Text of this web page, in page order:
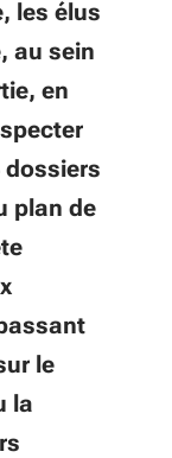
les élus
au sein
en
dossiers
plan de
le
la